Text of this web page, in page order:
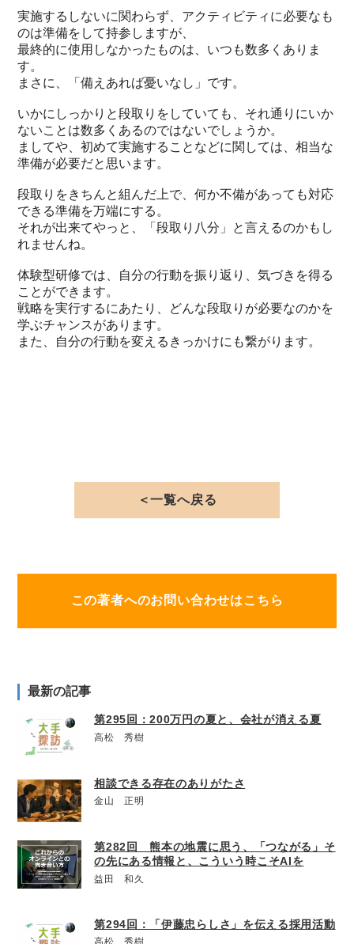
実施するしないに関わらず、アクティビティに必要なも
のは準備をして持参しますが、
最終的に使用しなかったものは、いつも数多くありま
す。
まさに、「備えあれば憂いなし」です。
いかにしっかりと段取りをしていても、それ通りにいか
ないことは数多くあるのではないでしょうか。
ましてや、初めて実施することなどに関しては、相当な
準備が必要だと思います。
段取りをきちんと組んだ上で、何か不備があっても対応
できる準備を万端にする。
それが出来てやっと、「段取り八分」と言えるのかもし
れませんね。
体験型研修では、自分の行動を振り返り、気づきを得る
ことができます。
戦略を実行するにあたり、どんな段取りが必要なのかを
学ぶチャンスがあります。
また、自分の行動を変えるきっかけにも繋がります。
＜一覧へ戻る
この著者へのお問い合わせはこちら
最新の記事
第295回：200万円の夏と、会社が消える夏
高松 秀樹
相談できる存在のありがたさ
金山 正明
第282回 熊本の地震に思う、「つながる」そ
の先にある情報と、こういう時こそAIを
益田 和久
第294回：「伊藤忠らしさ」を伝える採用活動
高松 秀樹